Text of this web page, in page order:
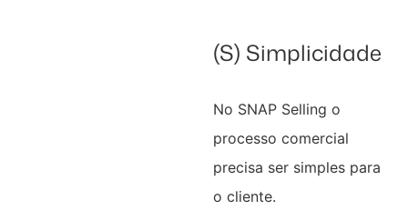
(S) Simplicidade
No SNAP Selling o
processo comercial
precisa ser simples para
o cliente.